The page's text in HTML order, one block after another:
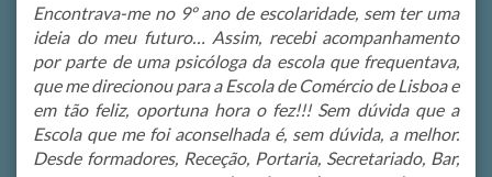
Encontrava-me no 9º ano de escolaridade, sem ter uma
ideia do meu futuro… Assim, recebi acompanhamento
por parte de uma psicóloga da escola que frequentava,
que me direcionou para a Escola de Comércio de Lisboa e
em tão feliz, oportuna hora o fez!!! Sem dúvida que a
Escola que me foi aconselhada é, sem dúvida, a melhor.
Desde formadores, Receção, Portaria, Secretariado, Bar,